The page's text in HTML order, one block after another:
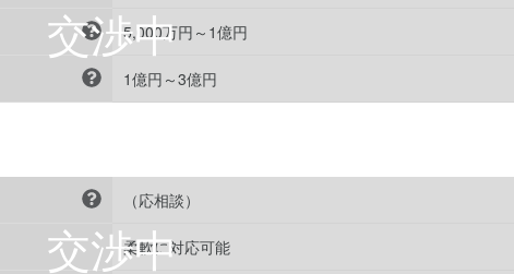
5,000万円～1億円
1億円～3億円
（応相談）
柔軟に対応可能